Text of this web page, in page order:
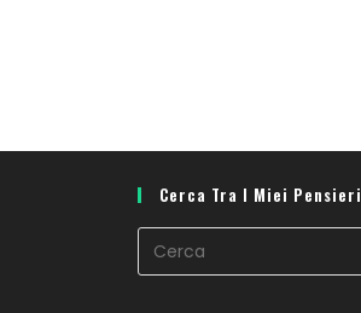
Cerca Tra I Miei Pensieri